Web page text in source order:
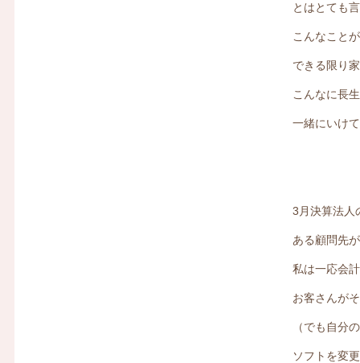
とはとても
こんなこと
できる限り
こんなに長
一緒にいけ
3月決算法人
ある顧問先
私は一応会
お客さんが
（でも自分
ソフトを変